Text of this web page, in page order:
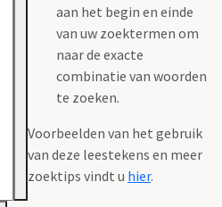
aan het begin en einde
van uw zoektermen om
naar de exacte
combinatie van woorden
te zoeken.
Voorbeelden van het gebruik
van deze leestekens en meer
zoektips vindt u hier.